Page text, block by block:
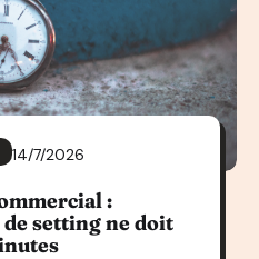
14/7/2026
:
setting ne doit